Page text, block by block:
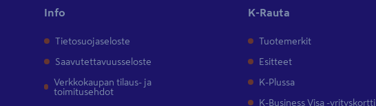
Info
Tietosuojaseloste
Saavutettavuusseloste
Verkkokaupan tilaus- ja
toimitusehdot
K-Rauta
Tuotemerkit
Esitteet
K-Plussa
K-Business Visa -yrityskortti